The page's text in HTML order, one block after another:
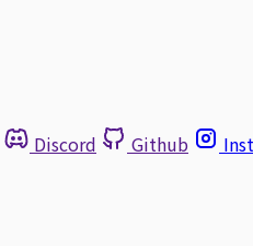
Discord Github